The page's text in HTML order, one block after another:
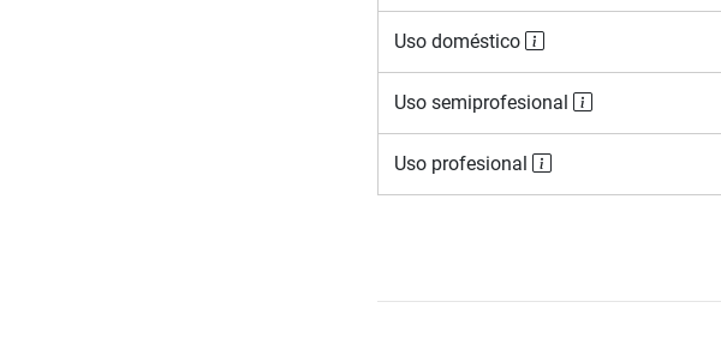
Uso doméstico
Uso semiprofesional
Uso profesional